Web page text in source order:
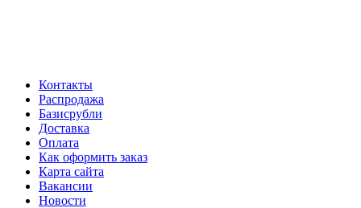
Контакты
Распродажа
Базисрубли
Доставка
Оплата
Как оформить заказ
Карта сайта
Вакансии
Новости